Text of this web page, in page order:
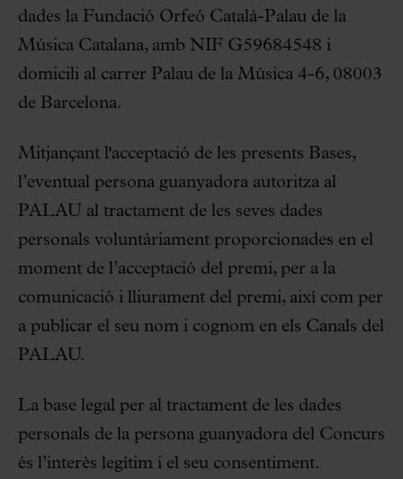
dades la Fundació Orfeó Català-Palau de la
Música Catalana, amb NIF G59684548 i
domicili al carrer Palau de la Música 4-6, 08003
de Barcelona.
Mitjançant l'acceptació de les presents Bases,
l’eventual persona guanyadora autoritza al
PALAU al tractament de les seves dades
personals voluntàriament proporcionades en el
moment de l’acceptació del premi, per a la
comunicació i lliurament del premi, així com per
a publicar el seu nom i cognom en els Canals del
PALAU.
La base legal per al tractament de les dades
personals de la persona guanyadora del Concurs
és l’interès legítim i el seu consentiment.